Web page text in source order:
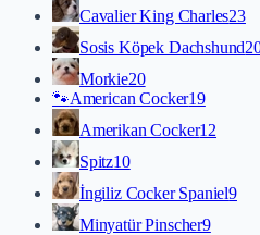
Cavalier King Charles23
Sosis Köpek Dachshund
Morkie20
🐾American Cocker19
Amerikan Cocker12
Spitz10
İngiliz Cocker Spaniel9
Minyatür Pinscher9